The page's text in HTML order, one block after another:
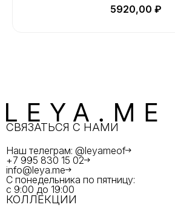
5920,00 ₽
СВЯЗАТЬСЯ С НАМИ
Наш телеграм: @leyameof
+7 995 830 15 02
info@leya.me
С понедельника по пятницу:
с 9:00 до 19:00
КОЛЛЕКЦИИ